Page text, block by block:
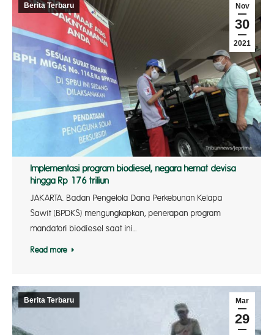
Nov
30
2021
Berita Terbaru
Implementasi program biodiesel, negara hemat devisa
hingga Rp 176 triliun
JAKARTA. Badan Pengelola Dana Perkebunan Kelapa
Sawit (BPDKS) mengungkapkan, penerapan program
mandatori biodiesel saat ini…
Read more
Mar
29
Berita Terbaru